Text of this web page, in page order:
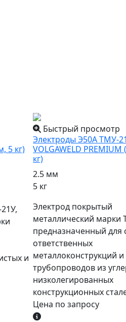
5 кг)
и
Быстрый просмотр
Электроды Э50А ТМУ-
VOLGAWELD
кг)
2.5 мм
5 кг
Электрод покрытый
металлический марки
предназначенный для
ответственных
металлоконструкций и
трубопроводов из
низколегированных
конструкционных
Цена по запросу